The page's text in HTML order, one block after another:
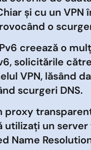
și cu un VPN
o
creează o
solicitările
VPN, lăsând
scurgeri DNS.
proxy
un
Name